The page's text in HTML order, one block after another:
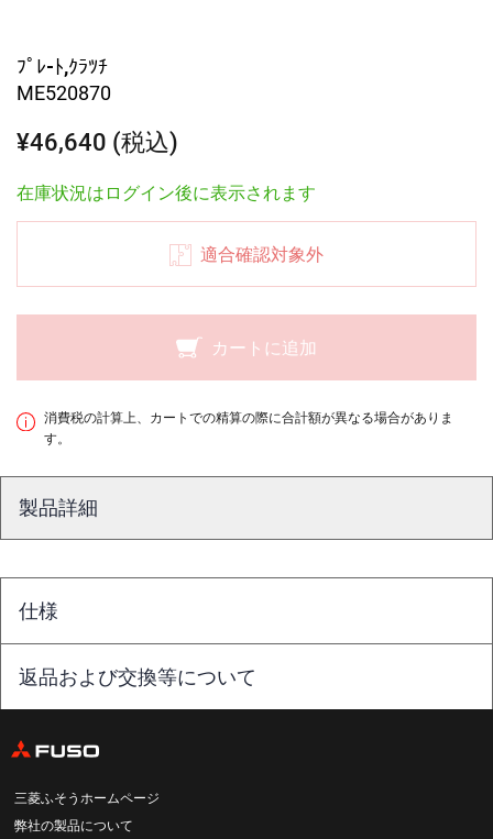
ﾌﾟﾚ-ﾄ,ｸﾗﾂﾁ
ME520870
¥46,640 (税込)
在庫状況はログイン後に表示されます
適合確認対象外
カートに追加
消費税の計算上、カートでの精算の際に合計額が異なる場合がありま
す。
製品詳細
仕様
返品および交換等について
三菱ふそうホームページ
弊社の製品について